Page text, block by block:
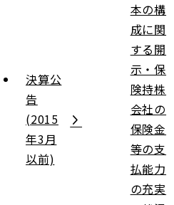
決算公
告
(2015
年3月
以前)
本の構
成に関
する開
示・保
険持株
会社の
保険金
等の支
払能力
の充実